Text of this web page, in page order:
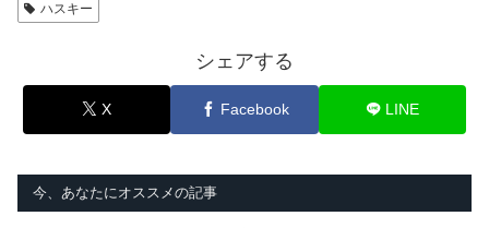
ハスキー
シェアする
X Facebook LINE
今、あなたにオススメの記事